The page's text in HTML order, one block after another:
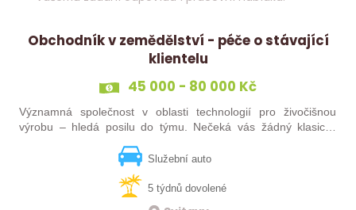
Obchodník v zemědělství - péče o stávající
klientelu
45 000 - 80 000 Kč
Významná společnost v oblasti technologií pro živočišnou
výrobu – hledá posilu do týmu. Nečeká vás žádný klasický
Služební auto
5 týdnů dovolené